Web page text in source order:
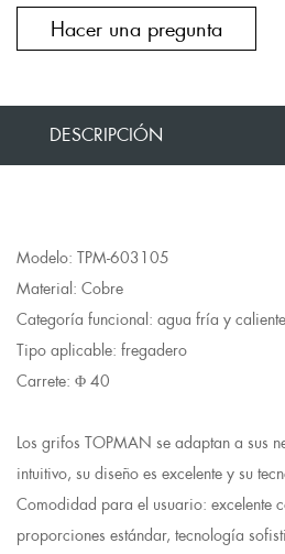
Hacer una pregunta
DESCRIPCIÓN
Modelo: TPM-603105
Material: Cobre
Categoría funcional: agua fría y caliente
Tipo aplicable: fregadero
Carrete: Φ 40
Los grifos TOPMAN se adaptan a sus
intuitivo, su diseño es excelente y su
Comodidad para el usuario: excelente
proporciones estándar, tecnología